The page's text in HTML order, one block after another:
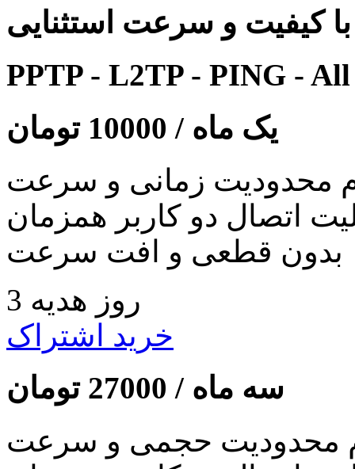
کیفیت و سرعت استثنایی
PPTP - L2TP - PING -
یک ماه / 10000 تومان
محدودیت زمانی و سرعت
اتصال دو کاربر همزمان
بدون قطعی و افت سرعت
3 روز هدیه
خرید اشتراک
سه ماه / 27000 تومان
محدودیت حجمی و سرعت